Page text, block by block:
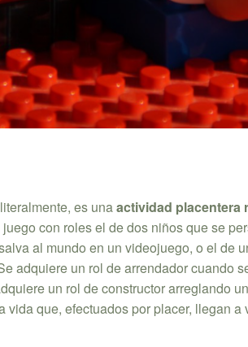
es unaactividad placentera
con roles el de dos niños que se
al mundo en un videojuego, o el de
adquiere un rol de arrendador cuando
un rol de constructor arreglando
que, efectuados por placer, llegan